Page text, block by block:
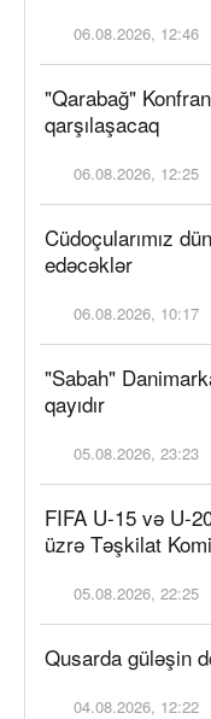
06.08.2026, 12:46
"Qarabağ"
qarşılaşacaq
06.08.2026, 12:25
Cüdoçularımız
edəcəklər
06.08.2026, 10:17
"Sabah"
qayıdır
05.08.2026, 23:23
FIFA U-15 və U-
üzrə Təşkilat
05.08.2026, 22:25
Qusarda güləşin
04.08.2026, 12:22